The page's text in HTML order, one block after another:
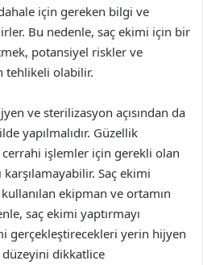
için gereken bilgi ve
Bu nedenle, saç ekimi için bir
potansiyel riskler ve
tehlikeli olabilir.
ve sterilizasyon açısından da
yapılmalıdır. Güzellik
işlemler için gerekli olan
Saç ekimi
ekipman ve ortamın
saç ekimi yaptırmayı
gerçekleştirecekleri yerin hijyen
düzeyini dikkatlice